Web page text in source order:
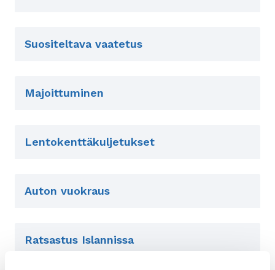
Suositeltava vaatetus
Majoittuminen
Lentokenttäkuljetukset
Auton vuokraus
Ratsastus Islannissa